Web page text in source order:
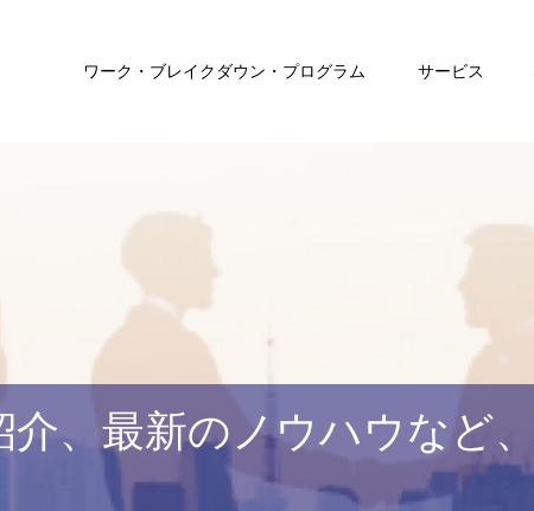
ワーク・ブレイクダウン・プログラム サービス
、最新のノウハウなど